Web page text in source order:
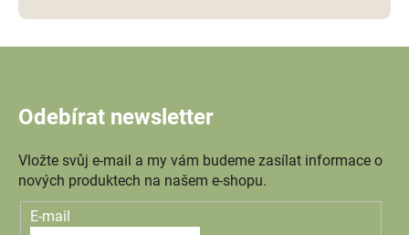
Odebírat newsletter
Vložte svůj e-mail a my vám budeme zasílat informace o
nových produktech na našem e-shopu.
E-mail